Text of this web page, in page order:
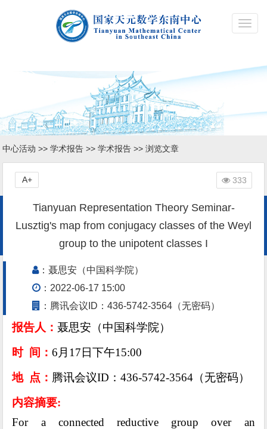
中心活动 >>学术报告 >>学术报告 >> 浏览文章
Tianyuan Representation Theory Seminar-
Lusztig's map from conjugacy classes of the Weyl
group to the unipotent classes I
333
A+
：聂思安（中国科学院）
：2022-06-17 15:00
：腾讯会议ID：436-5742-3564（无密码）
报告人：聂思安（中国科学院）
时 间：6 月 17 日下午15:00
地 点： 腾讯会议ID ：436-5742-3564 （无密码）
内容摘要:
For a connected reductive group over an